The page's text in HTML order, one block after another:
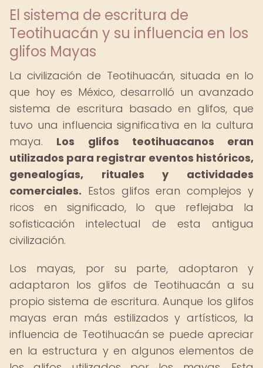
El sistema de escritura de
Teotihuacán y su influencia en los
glifos Mayas
La civilización de Teotihuacán, situada en lo
que hoy es México, desarrolló un avanzado
sistema de escritura basado en glifos, que
tuvo una influencia significativa en la cultura
maya. Los glifos teotihuacanos eran
utilizados para registrar eventos históricos,
genealogías, rituales y actividades
comerciales. Estos glifos eran complejos y
ricos en significado, lo que reflejaba la
sofisticación intelectual de esta antigua
civilización.
Los mayas, por su parte, adoptaron y
adaptaron los glifos de Teotihuacán a su
propio sistema de escritura. Aunque los glifos
mayas eran más estilizados y artísticos, la
influencia de Teotihuacán se puede apreciar
en la estructura y en algunos elementos de